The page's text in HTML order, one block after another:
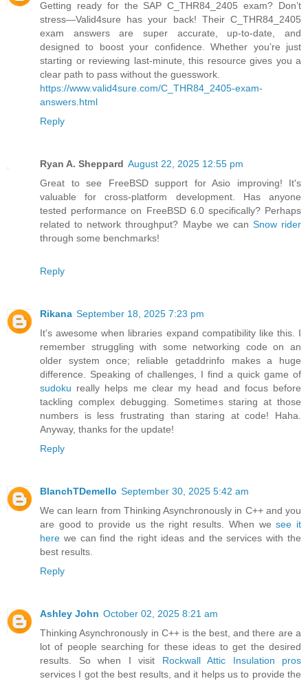
Getting ready for the SAP C_THR84_2405 exam? Don’t
stress—Valid4sure has your back! Their C_THR84_2405
exam answers are super accurate, up-to-date, and
designed to boost your confidence. Whether you’re just
starting or reviewing last-minute, this resource gives you a
clear path to pass without the guesswork.
https://www.valid4sure.com/C_THR84_2405-exam-
answers.html
Reply
Ryan A. Sheppard August 22, 2025 12:55 pm
Great to see FreeBSD support for Asio improving! It's
valuable for cross-platform development. Has anyone
tested performance on FreeBSD 6.0 specifically? Perhaps
related to network throughput? Maybe we can Snow rider
through some benchmarks!
Reply
Rikana September 18, 2025 7:23 pm
It's awesome when libraries expand compatibility like this. I
remember struggling with some networking code on an
older system once; reliable getaddrinfo makes a huge
difference. Speaking of challenges, I find a quick game of
sudoku really helps me clear my head and focus before
tackling complex debugging. Sometimes staring at those
numbers is less frustrating than staring at code! Haha.
Anyway, thanks for the update!
Reply
BlanchTDemello September 30, 2025 5:42 am
We can learn from Thinking Asynchronously in C++ and you
are good to provide us the right results. When wesee it
here we can find the right ideas and the services with the
best results.
Reply
Ashley John October 02, 2025 8:21 am
Thinking Asynchronously in C++ is the best, and there are a
lot of people searching for these ideas to get the desired
results. So when I visit Rockwall Attic Insulation pros
services I got the best results, and it helps us to provide the